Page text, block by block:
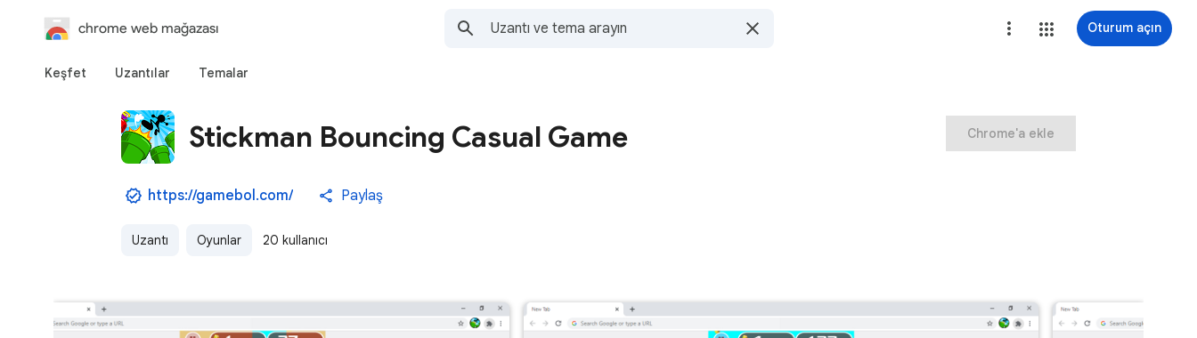
chrome web mağazası Oturum açın
Keşfet Uzantılar Temalar
Stickman Bouncing Casual Game
https://gamebol.com/ Paylaş
Uzantı Oyunlar 20 kullanıcı
Chrome'a ekle